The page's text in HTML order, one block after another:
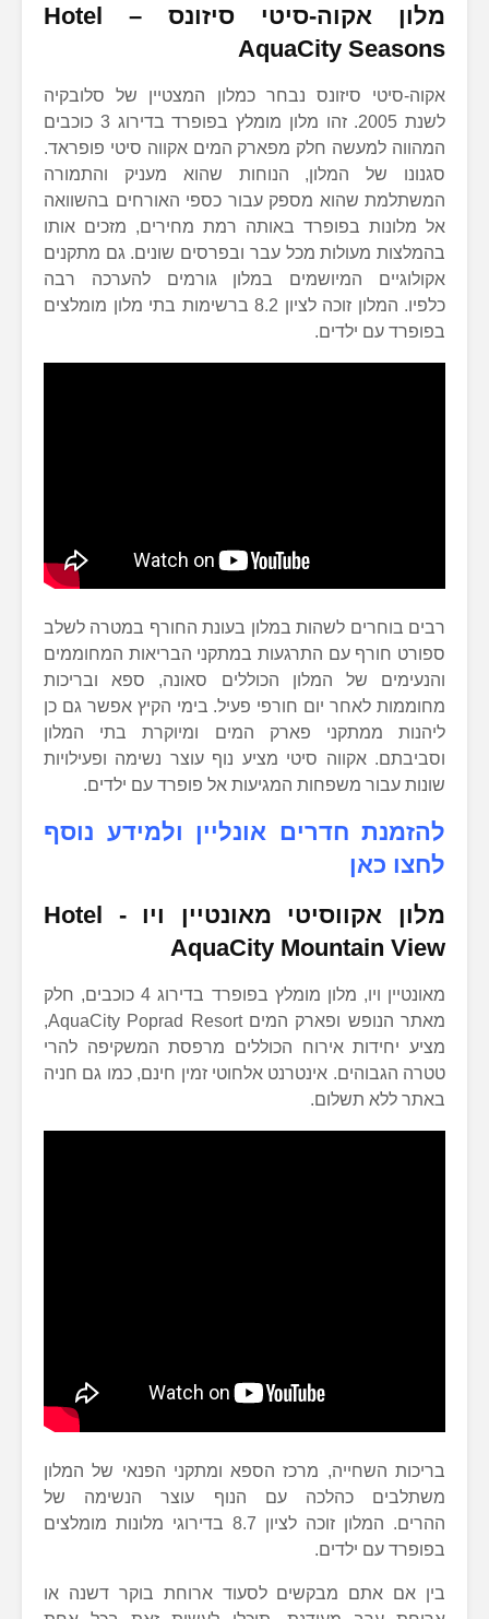
מלון אקוה-סיטי סיזונס – Hotel
AquaCity Seasons
אקוה-סיטי סיזונס נבחר כמלון המצטיין של סלובקיה
לשנת 2005. זהו מלון מומלץ בפופרד בדירוג 3 כוכבים
המהווה למעשה חלק מפארק המים אקווה סיטי פופראד.
סגנונו של המלון, הנוחות שהוא מעניק והתמורה
המשתלמת שהוא מספק עבור כספי האורחים בהשוואה
אל מלונות בפופרד באותה רמת מחירים, מזכים אותו
בהמלצות מעולות מכל עבר ובפרסים שונים. גם מתקנים
אקולוגיים המיושמים במלון גורמים להערכה רבה
כלפיו. המלון זוכה לציון 8.2 ברשימות בתי מלון מומלצים
בפופרד עם ילדים.
רבים בוחרים לשהות במלון בעונת החורף במטרה לשלב
ספורט חורף עם התרגעות במתקני הבריאות המחוממים
והנעימים של המלון הכוללים סאונה, ספא ובריכות
מחוממות לאחר יום חורפי פעיל. בימי הקיץ אפשר גם כן
ליהנות ממתקני פארק המים ומיוקרת בתי המלון
וסביבתם. אקווה סיטי מציע נוף עוצר נשימה ופעילויות
שונות עבור משפחות המגיעות אל פופרד עם ילדים.
להזמנת חדרים אונליין ולמידע נוסף
לחצו כאן
מלון אקווסיטי מאונטיין ויו ­- Hotel
AquaCity Mountain View
מאונטיין ויו, מלון מומלץ בפופרד בדירוג 4 כוכבים, חלק
מאתר הנופש ופארק המים AquaCity Poprad Resort,
מציע יחידות אירוח הכוללים מרפסת המשקיפה להרי
טטרה הגבוהים. אינטרנט אלחוטי זמין חינם, כמו גם חניה
באתר ללא תשלום.
בריכות השחייה, מרכז הספא ומתקני הפנאי של המלון
משתלבים כהלכה עם הנוף עוצר הנשימה של
ההרים. המלון זוכה לציון 8.7 בדירוגי מלונות מומלצים
בפופרד עם ילדים.
בין אם אתם מבקשים לסעוד ארוחת בוקר דשנה או